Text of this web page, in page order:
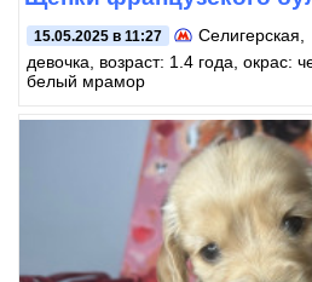
15.05.2025 в 11:27 Селигерская
девочка, возраст: 1.4 года, окрас:
белый мрамор